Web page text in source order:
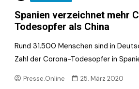
Spanien verzeichnet mehr
Todesopfer als China
Rund 31.500 Menschen sind in
Zahl der Corona-Todesopfer in
Presse.Online 25. März 2020